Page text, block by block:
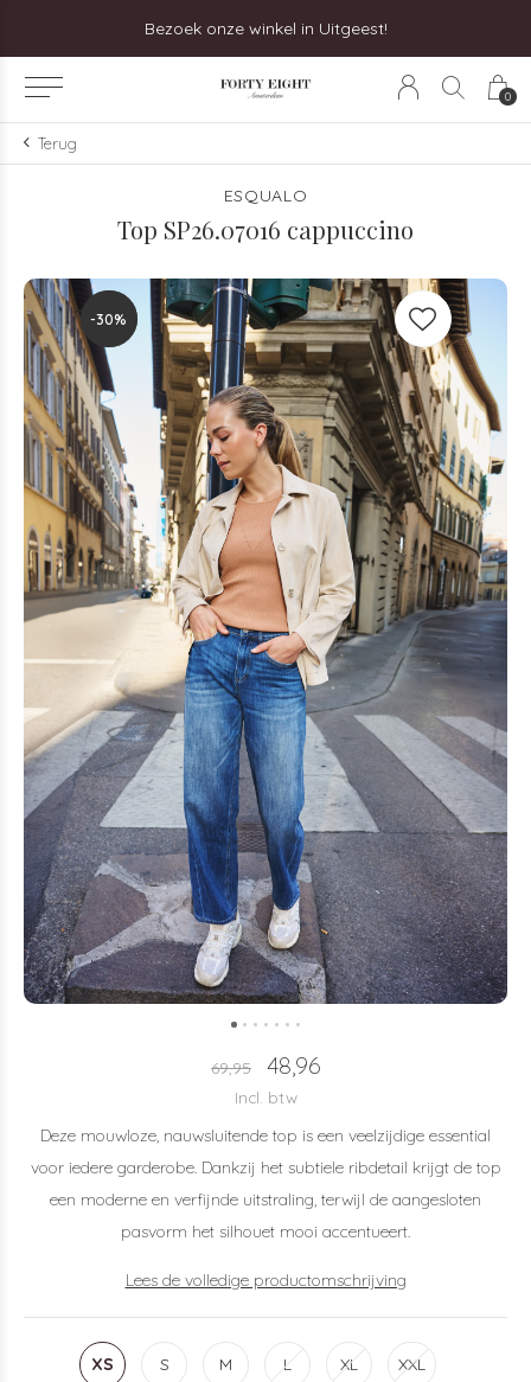
0
Bezoek onze winkel in Uitgeest!
Terug
ESQUALO
Top SP26.07016 cappuccino
-30%
-30%
69,95 48,96
Incl. btw
Deze mouwloze, nauwsluitende top is een veelzijdige essential
voor iedere garderobe. Dankzij het subtiele ribdetail krijgt de top
een moderne en verfijnde uitstraling, terwijl de aangesloten
pasvorm het silhouet mooi accentueert.
Lees de volledige productomschrijving
XS S M L XL XXL